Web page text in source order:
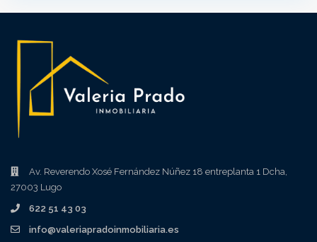
Av. Reverendo Xosé Fernández Núñez 18 entreplanta 1 Dcha,
27003 Lugo
622 51 43 03
info@valeriapradoinmobiliaria.es